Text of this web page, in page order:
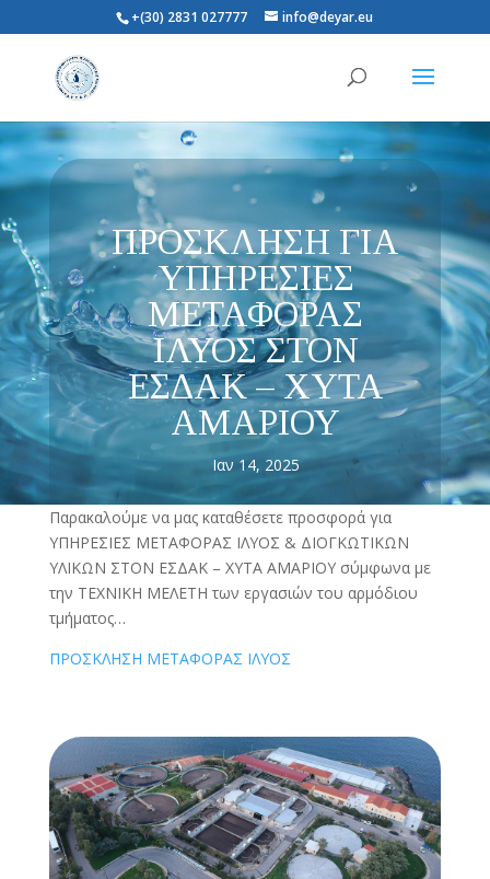
+(30) 2831 027777 info@deyar.eu
ΠΡΟΣΚΛΗΣΗ ΓΙΑ
ΥΠΗΡΕΣΙΕΣ
ΜΕΤΑΦΟΡΑΣ
ΙΛΥΟΣ ΣΤΟΝ
ΕΣΔΑΚ – ΧΥΤΑ
ΑΜΑΡΙΟΥ
Ιαν 14, 2025
Παρακαλούμε να μας καταθέσετε προσφορά για
ΥΠΗΡΕΣΙΕΣ ΜΕΤΑΦΟΡΑΣ ΙΛΥΟΣ & ΔΙΟΓΚΩΤΙΚΩΝ
ΥΛΙΚΩΝ ΣΤΟΝ ΕΣΔΑΚ – ΧΥΤΑ ΑΜΑΡΙΟΥ σύμφωνα με
την ΤΕΧΝΙΚΗ ΜΕΛΕΤΗ των εργασιών του αρμόδιου
τμήματος…
ΠΡΟΣΚΛΗΣΗ ΜΕΤΑΦΟΡΑΣ ΙΛΥΟΣ